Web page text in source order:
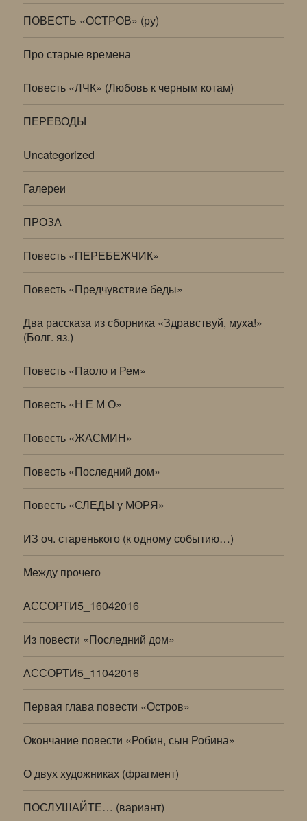
ПОВЕСТЬ «ОСТРОВ» (ру)
Про старые времена
Повесть «ЛЧК» (Любовь к черным котам)
ПЕРЕВОДЫ
Uncategorized
Галереи
ПРОЗА
Повесть «ПЕРЕБЕЖЧИК»
Повесть «Предчувствие беды»
Два рассказа из сборника «Здравствуй, муха!»
(Болг. яз.)
Повесть «Паоло и Рем»
Повесть «Н Е М О»
Повесть «ЖАСМИН»
Повесть «Последний дом»
Повесть «СЛЕДЫ у МОРЯ»
ИЗ оч. старенького (к одному событию…)
Между прочего
АССОРТИ5_16042016
Из повести «Последний дом»
АССОРТИ5_11042016
Первая глава повести «Остров»
Окончание повести «Робин, сын Робина»
О двух художниках (фрагмент)
ПОСЛУШАЙТЕ… (вариант)